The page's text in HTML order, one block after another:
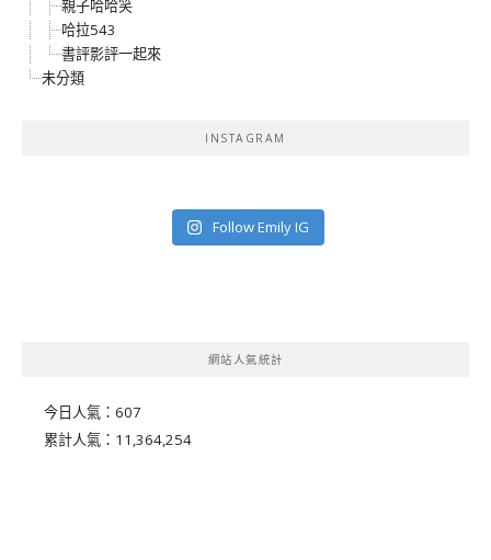
親子哈哈笑
哈拉543
書評影評一起來
未分類
INSTAGRAM
Follow Emily IG
網站人氣統計
今日人氣： 607
累計人氣： 11,364,254